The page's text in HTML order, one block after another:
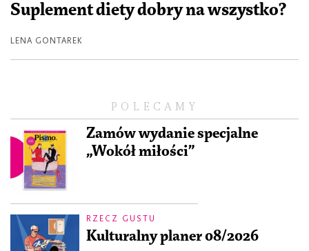
POLECAMY
Zamów wydanie specjalne
„Wokół miłości”
RZECZ GUSTU
Kulturalny planer 08/2026
Suplement diety dobry na wszystko?
LENA GONTAREK